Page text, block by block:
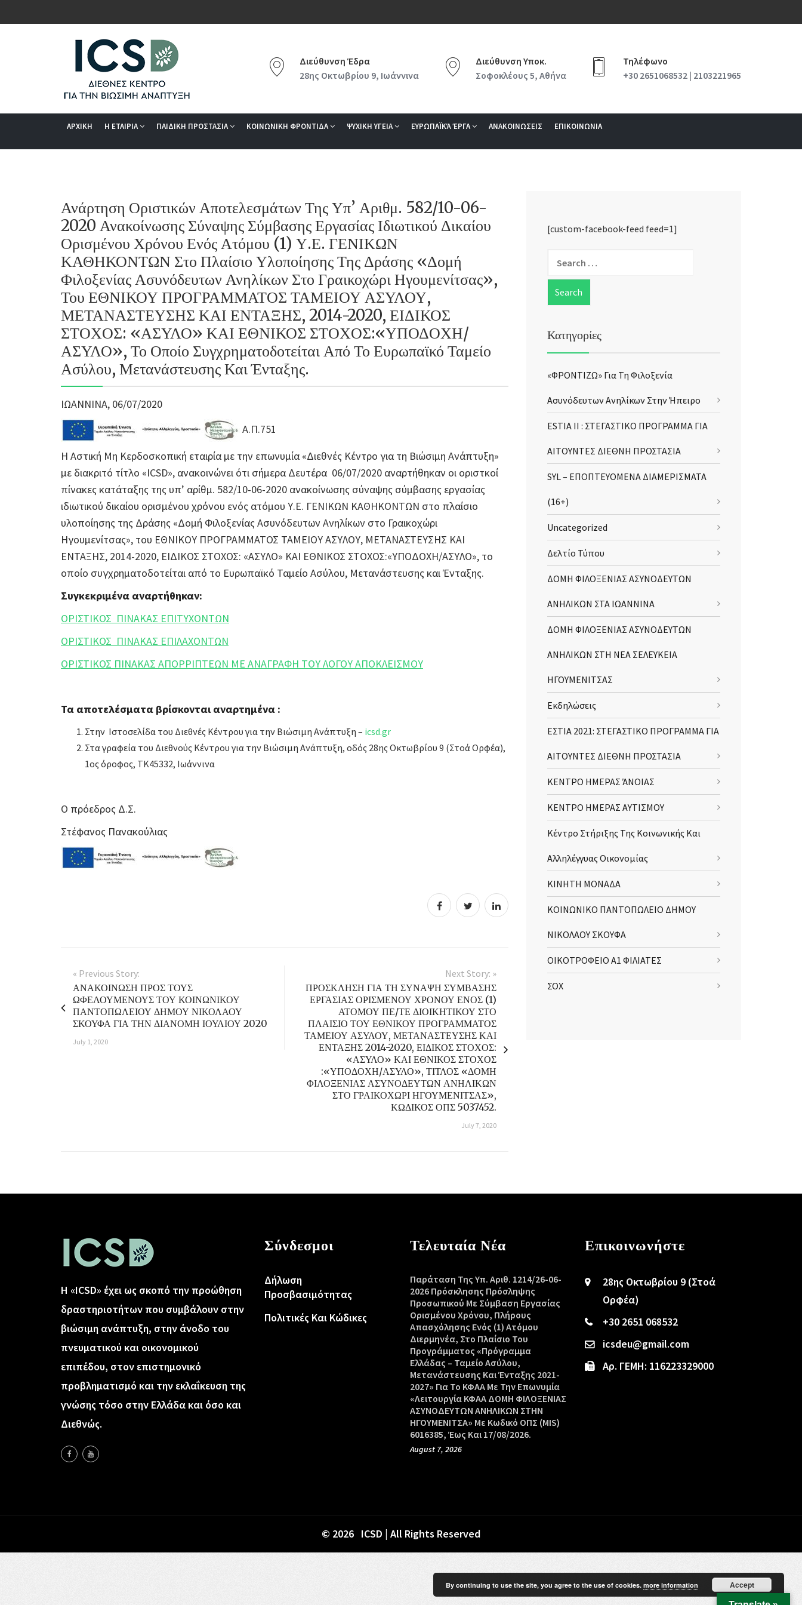
Διεύθυνση Έδρα
28ης Οκτωβρίου 9, Ιωάννινα
Διεύθυνση Υποκ.
Σοφοκλέους 5, Αθήνα
Τηλέφωνο
+30 2651068532 | 2103221965
ΑΡΧΙΚΗ Η ΕΤΑΙΡΙΑ ΠΑΙΔΙΚΗ ΠΡΟΣΤΑΣΙΑ ΚΟΙΝΩΝΙΚΗ ΦΡΟΝΤΙΔΑ ΨΥΧΙΚΗ ΥΓΕΙΑ ΕΥΡΩΠΑΪΚΆ ΈΡΓΑ ΑΝΑΚΟΙΝΩΣΕΙΣ ΕΠΙΚΟΙΝΩΝΙΑ
Ανάρτηση Οριστικών Αποτελεσμάτων Της Υπ’ Αριθμ. 582/10-06-
2020 Ανακοίνωσης Σύναψης Σύμβασης Εργασίας Ιδιωτικού Δικαίου
Ορισμένου Χρόνου Ενός Ατόμου (1) Υ.Ε. ΓΕΝΙΚΩΝ
ΚΑΘΗΚΟΝΤΩΝ Στο Πλαίσιο Υλοποίησης Της Δράσης «Δομή
Φιλοξενίας Ασυνόδευτων Ανηλίκων Στο Γραικοχώρι Ηγουμενίτσας»,
Του ΕΘΝΙΚΟΥ ΠΡΟΓΡΑΜΜΑΤΟΣ ΤΑΜΕΙΟΥ ΑΣΥΛΟΥ,
ΜΕΤΑΝΑΣΤΕΥΣΗΣ ΚΑΙ ΕΝΤΑΞΗΣ, 2014-2020, ΕΙΔΙΚΟΣ
ΣΤΟΧΟΣ: «ΑΣΥΛΟ» ΚΑΙ ΕΘΝΙΚΟΣ ΣΤΟΧΟΣ:«ΥΠΟΔΟΧΗ/
ΑΣΥΛΟ», Το Οποίο Συγχρηματοδοτείται Από Το Ευρωπαϊκό Ταμείο
Ασύλου, Μετανάστευσης Και Ένταξης.
ΙΩΑΝΝΙΝΑ, 06/07/2020
Α.Π.751
Η Αστική Μη Κερδοσκοπική εταιρία με την επωνυμία «Διεθνές Κέντρο για τη Βιώσιμη Ανάπτυξη»
με διακριτό τίτλο «ICSD», ανακοινώνει ότι σήμερα Δευτέρα 06/07/2020 αναρτήθηκαν οι οριστκοί
πίνακες κατάταξης της υπ’ αρίθμ. 582/10-06-2020 ανακοίνωσης σύναψης σύμβασης εργασίας
ιδιωτικού δικαίου ορισμένου χρόνου ενός ατόμου Υ.Ε. ΓΕΝΙΚΩΝ ΚΑΘΗΚΟΝΤΩΝ στο πλαίσιο
υλοποίησης της Δράσης «Δομή Φιλοξενίας Ασυνόδευτων Ανηλίκων στο Γραικοχώρι
Ηγουμενίτσας», του ΕΘΝΙΚΟΥ ΠΡΟΓΡΑΜΜΑΤΟΣ ΤΑΜΕΙΟΥ ΑΣΥΛΟΥ, ΜΕΤΑΝΑΣΤΕΥΣΗΣ ΚΑΙ
ΕΝΤΑΞΗΣ, 2014-2020, ΕΙΔΙΚΟΣ ΣΤΟΧΟΣ: «ΑΣΥΛΟ» ΚΑΙ ΕΘΝΙΚΟΣ ΣΤΟΧΟΣ:«ΥΠΟΔΟΧΗ/ΑΣΥΛΟ», το
οποίο συγχρηματοδοτείται από το Ευρωπαϊκό Ταμείο Ασύλου, Μετανάστευσης και Ένταξης.
Συγκεκριμένα αναρτήθηκαν:
ΟΡΙΣΤΙΚΟΣ ΠΙΝΑΚΑΣ ΕΠΙΤΥΧΟΝΤΩΝ
ΟΡΙΣΤΙΚΟΣ ΠΙΝΑΚΑΣ ΕΠΙΛΑΧΟΝΤΩΝ
ΟΡΙΣΤΙΚΟΣ ΠΙΝΑΚΑΣ ΑΠΟΡΡΙΠΤΕΩΝ ΜΕ ΑΝΑΓΡΑΦΗ ΤΟΥ ΛΟΓΟΥ ΑΠΟΚΛΕΙΣΜΟΥ
Τα αποτελέσματα βρίσκονται αναρτημένα :
Στην Ιστοσελίδα του Διεθνές Κέντρου για την Βιώσιμη Ανάπτυξη – icsd.gr
Στα γραφεία του Διεθνούς Κέντρου για την Βιώσιμη Ανάπτυξη, οδός 28ης Οκτωβρίου 9 (Στοά Ορφέα),
1ος όροφος, ΤΚ45332, Ιωάννινα
Ο πρόεδρος Δ.Σ.
Στέφανος Πανακούλιας
« Previous Story:
ΑΝΑΚΟΙΝΩΣΗ ΠΡΟΣ ΤΟΥΣ
ΩΦΕΛΟΥΜΕΝΟΥΣ ΤΟΥ ΚΟΙΝΩΝΙΚΟΥ
ΠΑΝΤΟΠΩΛΕΙΟΥ ΔΗΜΟΥ ΝΙΚΟΛΑΟΥ
ΣΚΟΥΦΑ ΓΙΑ ΤΗΝ ΔΙΑΝΟΜΗ ΙΟΥΛΙΟΥ 2020
July 1, 2020
Next Story: »
ΠΡΟΣΚΛΗΣΗ ΓΙΑ ΤΗ ΣΥΝΑΨΗ ΣΥΜΒΑΣΗΣ
ΕΡΓΑΣΙΑΣ ΟΡΙΣΜΕΝΟΥ ΧΡΟΝΟΥ ΕΝΟΣ (1)
ΑΤΟΜΟΥ ΠΕ/ΤΕ ΔΙΟΙΚΗΤΙΚΟΥ ΣΤΟ
ΠΛΑΙΣΙΟ ΤΟΥ ΕΘΝΙΚΟΥ ΠΡΟΓΡΑΜΜΑΤΟΣ
ΤΑΜΕΙΟΥ ΑΣΥΛΟΥ, ΜΕΤΑΝΑΣΤΕΥΣΗΣ ΚΑΙ
ΕΝΤΑΞΗΣ 2014-2020, ΕΙΔΙΚΟΣ ΣΤΟΧΟΣ:
«ΑΣΥΛΟ» ΚΑΙ ΕΘΝΙΚΟΣ ΣΤΟΧΟΣ
:«ΥΠΟΔΟΧΗ/ΑΣΥΛΟ», ΤΙΤΛΟΣ «ΔΟΜΗ
ΦΙΛΟΞΕΝΙΑΣ ΑΣΥΝΟΔΕΥΤΩΝ ΑΝΗΛΙΚΩΝ
ΣΤΟ ΓΡΑΙΚΟΧΩΡΙ ΗΓΟΥΜΕΝΙΤΣΑΣ»,
ΚΩΔΙΚΟΣ ΟΠΣ 5037452.
July 7, 2020
[custom-facebook-feed feed=1]
Κατηγορίες
«ΦΡΟΝΤΙΖΩ» Για Τη Φιλοξενία
Ασυνόδευτων Ανηλίκων Στην Ήπειρο
ESTIA II : ΣΤΕΓΑΣΤΙΚΟ ΠΡΟΓΡΑΜΜΑ ΓΙΑ
ΑΙΤΟΥΝΤΕΣ ΔΙΕΘΝΗ ΠΡΟΣΤΑΣΙΑ
SYL – ΕΠΟΠΤΕΥΟΜΕΝΑ ΔΙΑΜΕΡΙΣΜΑΤΑ
(16+)
Uncategorized
Δελτίο Τύπου
ΔΟΜΗ ΦΙΛΟΞΕΝΙΑΣ ΑΣΥΝΟΔΕΥΤΩΝ
ΑΝΗΛΙΚΩΝ ΣΤΑ ΙΩΑΝΝΙΝΑ
ΔΟΜΗ ΦΙΛΟΞΕΝΙΑΣ ΑΣΥΝΟΔΕΥΤΩΝ
ΑΝΗΛΙΚΩΝ ΣΤΗ ΝΕΑ ΣΕΛΕΥΚΕΙΑ
ΗΓΟΥΜΕΝΙΤΣΑΣ
Εκδηλώσεις
ΕΣΤΙΑ 2021: ΣΤΕΓΑΣΤΙΚΟ ΠΡΟΓΡΑΜΜΑ ΓΙΑ
ΑΙΤΟΥΝΤΕΣ ΔΙΕΘΝΗ ΠΡΟΣΤΑΣΙΑ
ΚΕΝΤΡΟ ΗΜΕΡΑΣ ΆΝΟΙΑΣ
ΚΕΝΤΡΟ ΗΜΕΡΑΣ ΑΥΤΙΣΜΟΥ
Κέντρο Στήριξης Της Κοινωνικής Και
Αλληλέγγυας Οικονομίας
ΚΙΝΗΤΗ ΜΟΝΑΔΑ
ΚΟΙΝΩΝΙΚΟ ΠΑΝΤΟΠΩΛΕΙΟ ΔΗΜΟΥ
ΝΙΚΟΛΑΟΥ ΣΚΟΥΦΑ
ΟΙΚΟΤΡΟΦΕΙΟ Α1 ΦΙΛΙΑΤΕΣ
ΣΟΧ
Η «ICSD» έχει ως σκοπό την προώθηση
δραστηριοτήτων που συμβάλουν στην
βιώσιμη ανάπτυξη, στην άνοδο του
πνευματικού και οικονομικού
επιπέδου, στον επιστημονικό
προβληματισμό και την εκλαΐκευση της
γνώσης τόσο στην Ελλάδα και όσο και
Διεθνώς.
Σύνδεσμοι
Δήλωση
Προσβασιμότητας
Πολιτικές Και Κώδικες
Τελευταία Νέα
Παράταση Της Υπ. Αριθ. 1214/26-06-
2026 Πρόσκλησης Πρόσληψης
Προσωπικού Με Σύμβαση Εργασίας
Ορισμένου Χρόνου, Πλήρους
Απασχόλησης Ενός (1) Ατόμου
Διερμηνέα, Στο Πλαίσιο Του
Προγράμματος «Πρόγραμμα
Ελλάδας – Ταμείο Ασύλου,
Μετανάστευσης Και Ένταξης 2021-
2027» Για Το ΚΦΑΑ Με Την Επωνυμία
«Λειτουργία ΚΦΑΑ ΔΟΜΗ ΦΙΛΟΞΕΝΙΑΣ
ΑΣΥΝΟΔΕΥΤΩΝ ΑΝΗΛΙΚΩΝ ΣΤΗΝ
ΗΓΟΥΜΕΝΙΤΣΑ» Με Κωδικό ΟΠΣ (MIS)
6016385, Έως Και 17/08/2026.
August 7, 2026
Επικοινωνήστε
28ης Οκτωβρίου 9 (Στοά
Ορφέα)
+30 2651 068532
icsdeu@gmail.com
Αρ. ΓΕΜΗ: 116223329000
© 2026 ICSD | All Rights Reserved
By continuing to use the site, you agree to the use of cookies. more information Accept